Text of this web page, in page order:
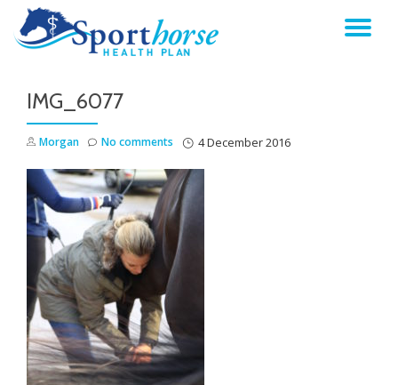
Skip
IMG_6077
Morgan 4 December 2016
No comments